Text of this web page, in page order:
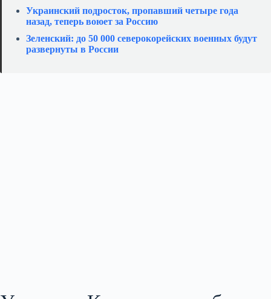
Украинский подросток, пропавший четыре года
назад, теперь воюет за Россию
Зеленский: до 50 000 северокорейских военных будут
развернуты в России